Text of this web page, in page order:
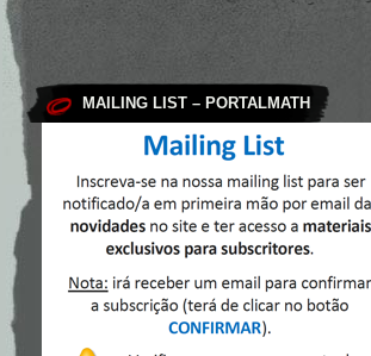
MAILING LIST – PORTALMATH